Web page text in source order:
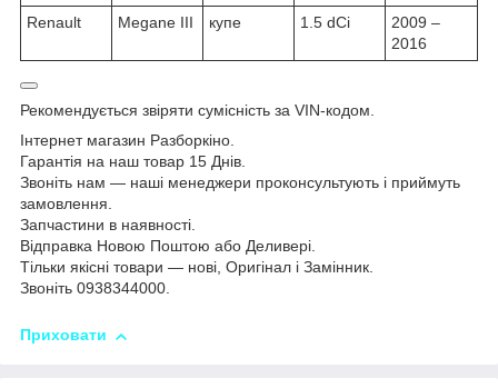
Renault Megane III купе 1.5 dCi
2009 –
2016
Рекомендується звіряти сумісність за VIN-кодом.
Інтернет магазин Разборкіно.
Гарантія на наш товар 15 Днів.
Звоніть нам — наші менеджери проконсультують і приймуть
замовлення.
Запчастини в наявності.
Відправка Новою Поштою або Деливері.
Тільки якісні товари — нові, Оригінал і Замінник.
Звоніть 0938344000.
Приховати